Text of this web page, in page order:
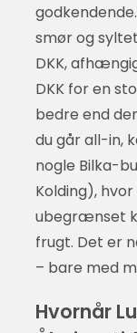
smør og
DKK,
DKK for en
bedre end
du går all-in,
nogle Bilka-
Kolding),
ubegrænset
frugt. Det er
– bare med
Hvornår